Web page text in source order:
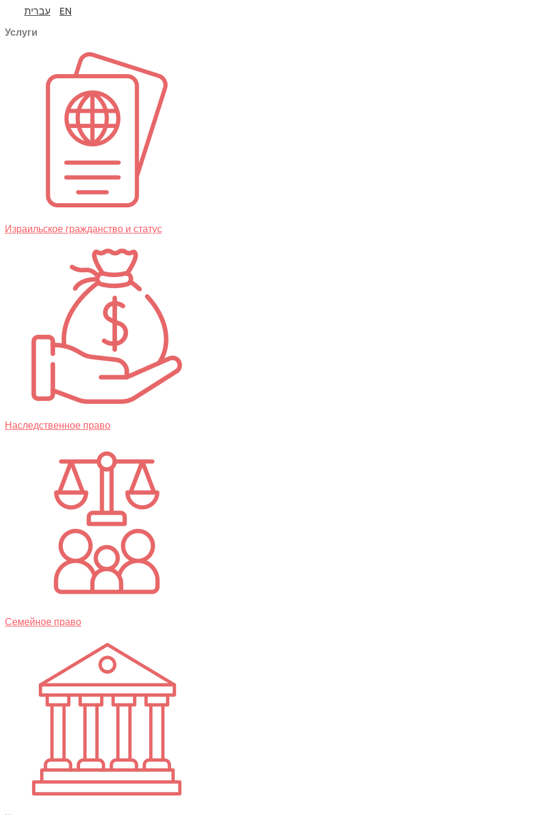
עברית
EN
Услуги
Израильское гражданство и статус
Наследственное право
Семейное право